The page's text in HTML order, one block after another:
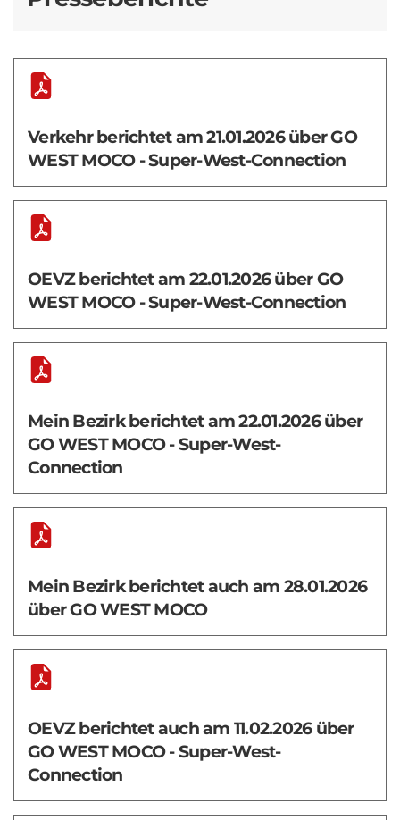
Verkehr berichtet am 21.01.2026 über GO
WEST MOCO - Super-West-Connection
OEVZ berichtet am 22.01.2026 über GO
WEST MOCO - Super-West-Connection
Mein Bezirk berichtet am 22.01.2026 über
GO WEST MOCO - Super-West-
Connection
Mein Bezirk berichtet auch am 28.01.2026
über GO WEST MOCO
OEVZ berichtet auch am 11.02.2026 über
GO WEST MOCO - Super-West-
Connection